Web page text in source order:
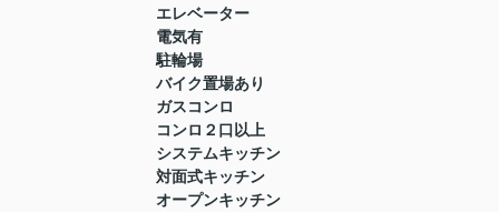
エレベーター
電気有
駐輪場
バイク置場あり
ガスコンロ
コンロ２口以上
システムキッチン
対面式キッチン
オープンキッチン